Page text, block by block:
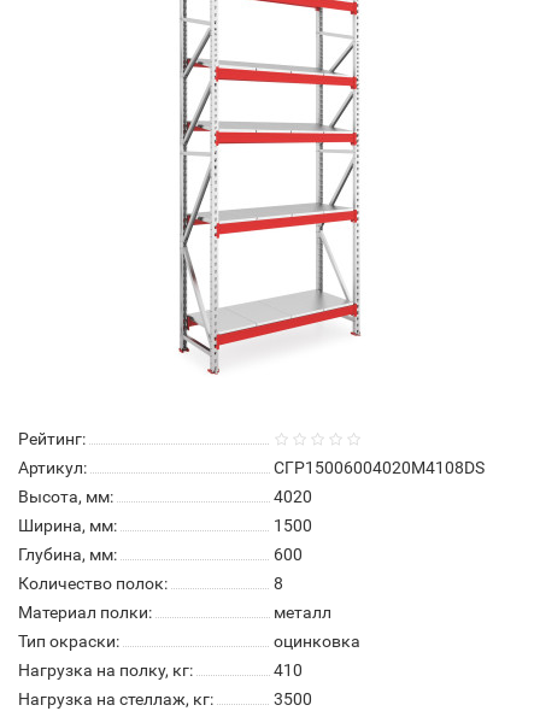
Рейтинг:
Артикул:
СГР15006004020M4108DS
Высота, мм:
4020
Ширина, мм:
1500
Глубина, мм:
600
Количество полок:
8
Материал полки:
металл
Тип окраски:
оцинковка
Нагрузка на полку, кг:
410
Нагрузка на стеллаж, кг:
3500